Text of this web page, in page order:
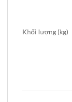
Khối lượng (kg)